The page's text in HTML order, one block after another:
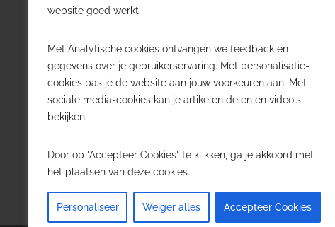
website goed werkt.
Met Analytische cookies ontvangen we feedback en
gegevens over je gebruikerservaring. Met personalisatie-
cookies pas je de website aan jouw voorkeuren aan. Met
sociale media-cookies kan je artikelen delen en video's
bekijken.
Door op "Accepteer Cookies" te klikken, ga je akkoord met
het plaatsen van deze cookies.
Personaliseer Weiger alles Accepteer Cookies
Logistiek.be
Logistiek.be brengt dagelijks nieuws,
trends en praktijkverhalen over
transport, warehousing, supply chain
en automatisering in België.
willen volgen.
Volg het
Belgische
Software
Job in